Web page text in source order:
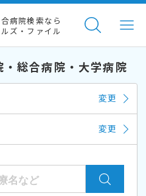
病院検索なら
ズ・ファイル
・総合病院・大学病院
変更
変更